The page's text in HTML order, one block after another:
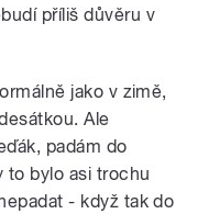
příliš důvěru v
jako v zimě,
Ale
padám do
to bylo asi trochu
- když tak do